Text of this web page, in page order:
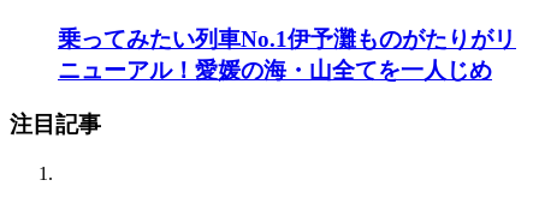
乗ってみたい列車No.1伊予灘ものがたりがリ
ニューアル！愛媛の海・山全てを一人じめ
注目記事